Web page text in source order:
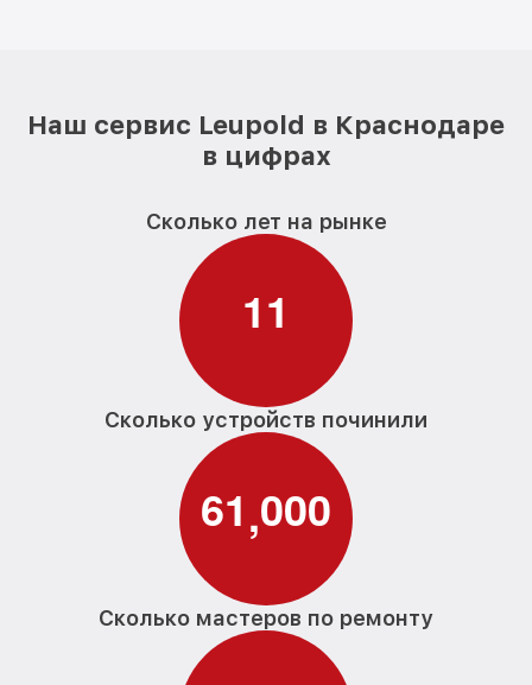
Наш сервис Leupold в Краснодаре
в цифрах
Сколько лет на рынке
11
Сколько устройств починили
61,000
Сколько мастеров по ремонту